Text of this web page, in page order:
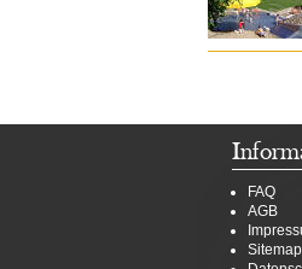
FAQ
AGB
Sitemap